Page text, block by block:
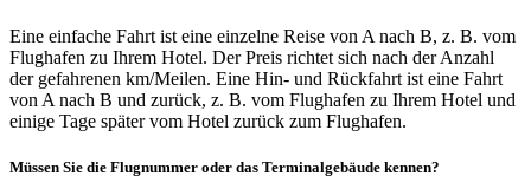
Eine einfache Fahrt ist eine einzelne Reise von A nach B, z. B. vom
Flughafen zu Ihrem Hotel. Der Preis richtet sich nach der Anzahl
der gefahrenen km/Meilen. Eine Hin- und Rückfahrt ist eine Fahrt
von A nach B und zurück, z. B. vom Flughafen zu Ihrem Hotel und
einige Tage später vom Hotel zurück zum Flughafen.
Müssen Sie die Flugnummer oder das Terminalgebäude kennen?